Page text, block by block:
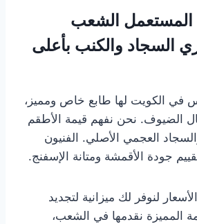
المستعمل الشعب
السجاد والكنب بأعلى
في الكويت لها طابع خاص ومميز،
الضيوف. نحن نفهم قيمة الأطقم
العجمي الأصلي. الفنيون
جودة الأقمشة ومتانة الإسفنج.
لنوفر لك ميزانية لتجديد
المميزة نقدمها في الشعب،